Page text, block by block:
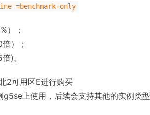
=benchmark-only
）；
）；
)。
2可用区E进行购买
上使用，后续会支持其他的实例类型